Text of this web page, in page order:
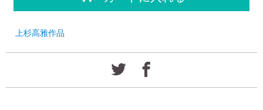
上杉高雅作品